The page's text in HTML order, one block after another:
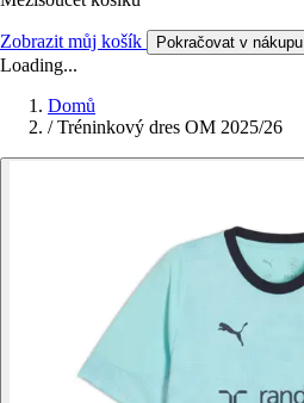
Zobrazit můj košík Pokračovat v nákupu
Loading...
Domů
/ Tréninkový dres OM 2025/26